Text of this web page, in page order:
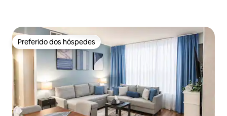
Preferido dos hóspedes
Preferido dos hóspedes